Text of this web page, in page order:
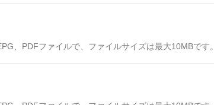
、PDFファイルで、ファイルサイズは最大10MBです。